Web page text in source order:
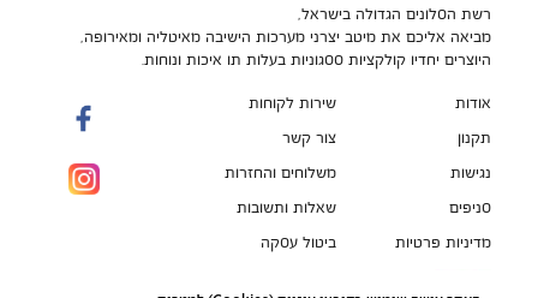
רשת הסלונים הגדולה בישראל,
מביאה אליכם את מיטב יצרני מערכות הישיבה מאיטליה ומאירופה,
היוצרים יחדיו קולקציות ססגוניות בעלות תו איכות ונוחות.
אודות
תקנון
נגישות
סניפים
מדיניות פרטיות
שירות לקוחות
צור קשר
משלוחים והחזרות
שאלות ותשובות
ביטול עסקה